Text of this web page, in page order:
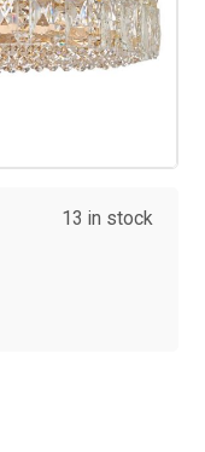
13 in stock